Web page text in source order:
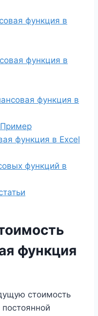
функция в
функция в
функция в
функция в Excel
функций в
функция
стоимость